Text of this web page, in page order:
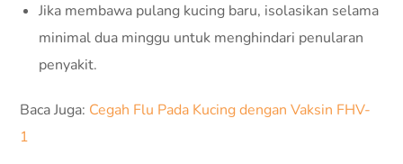
Jika membawa pulang kucing baru, isolasikan selama
minimal dua minggu untuk menghindari penularan
penyakit.
Baca Juga: Cegah Flu Pada Kucing dengan Vaksin FHV-
1